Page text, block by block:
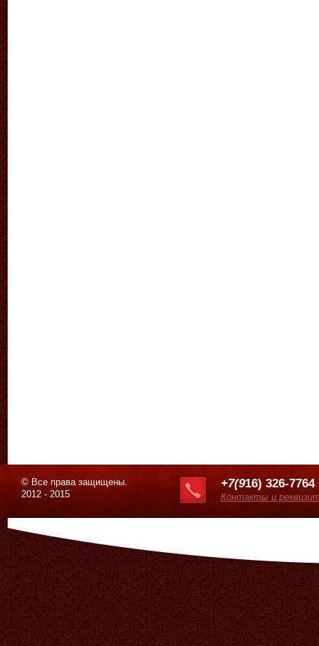
© Все права защищены.
2012 - 2015
+7(916) 326-7764
Контакты и